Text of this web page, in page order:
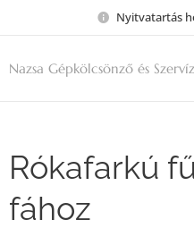
Nyitvatartás
Nazsa Gépkölcsönző és Szervíz
Rókafarkú
fához